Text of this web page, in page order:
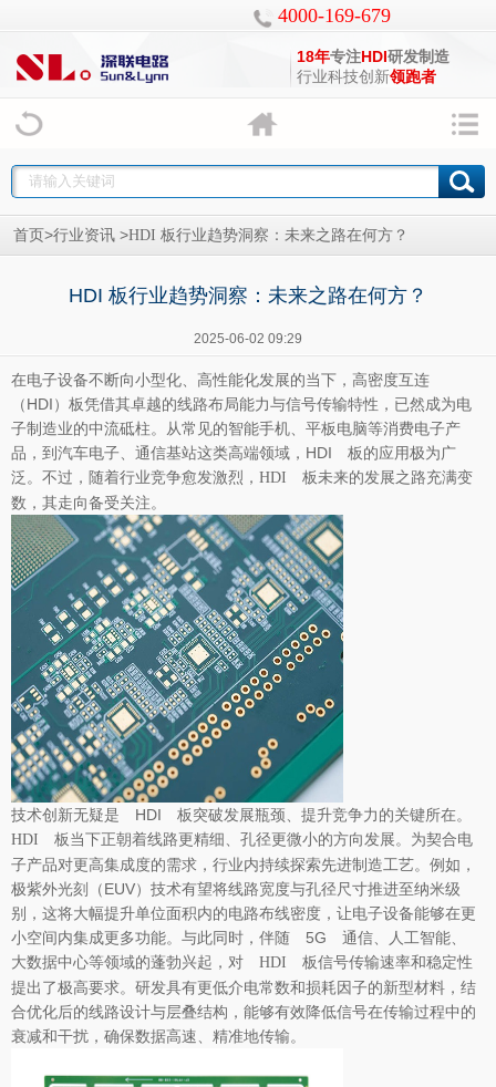
4000-169-679
18年专注HDI研发制造
行业科技创新领跑者
首页 >行业资讯 >HDI 板行业趋势洞察：未来之路在何方？
HDI 板行业趋势洞察：未来之路在何方？
2025-06-02 09:29
在电子设备不断向小型化、高性能化发展的当下，高密度互连
（HDI）板凭借其卓越的线路布局能力与信号传输特性，已然成为电
子制造业的中流砥柱。从常见的智能手机、平板电脑等消费电子产
品，到汽车电子、通信基站这类高端领域，HDI 板的应用极为广
泛。不过，随着行业竞争愈发激烈， HDI 板 未来的发展之路充满变
数，其走向备受关注。​
技术创新无疑是 HDI 板突破发展瓶颈、提升竞争力的关键所在。
HDI 板 当下正朝着线路更精细、孔径更微小的方向发展。为契合电
子产品对更高集成度的需求，行业内持续探索先进制造工艺。例如，
极紫外光刻（EUV）技术有望将线路宽度与孔径尺寸推进至纳米级
别，这将大幅提升单位面积内的电路布线密度，让电子设备能够在更
小空间内集成更多功能。与此同时，伴随 5G 通信、人工智能、
大数据中心等领域的蓬勃兴起，对 HDI 板信号传输速率和稳定性
提出了极高要求。研发具有更低介电常数和损耗因子的新型材料，结
合优化后的线路设计与层叠结构，能够有效降低信号在传输过程中的
衰减和干扰，确保数据高速、精准地传输。​